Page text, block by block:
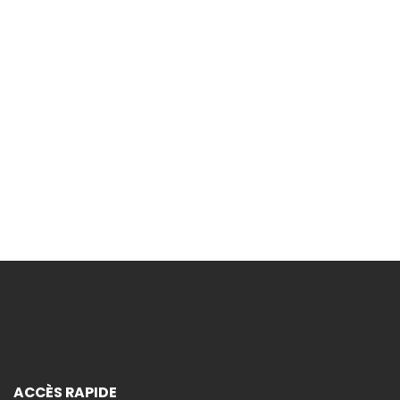
ACCÈS RAPIDE